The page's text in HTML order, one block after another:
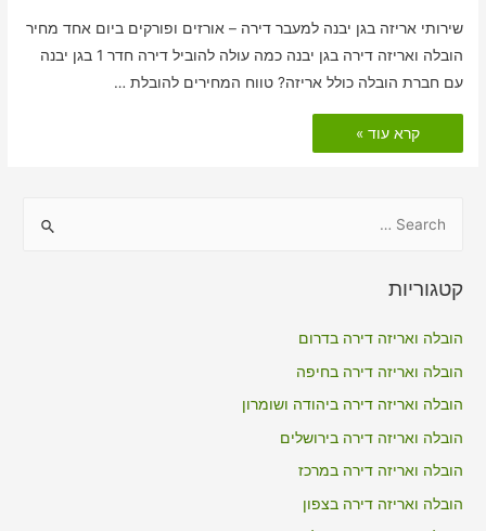
שירותי אריזה בגן יבנה למעבר דירה – אורזים ופורקים ביום אחד מחיר
הובלה ואריזה דירה בגן יבנה כמה עולה להוביל דירה חדר 1 בגן יבנה
עם חברת הובלה כולל אריזה? טווח המחירים להובלת …
הובלות
דירה
כולל
קרא עוד »
r
o
r
:
קטגוריות
הובלה ואריזה דירה בדרום
הובלה ואריזה דירה בחיפה
הובלה ואריזה דירה ביהודה ושומרון
הובלה ואריזה דירה בירושלים
הובלה ואריזה דירה במרכז
הובלה ואריזה דירה בצפון